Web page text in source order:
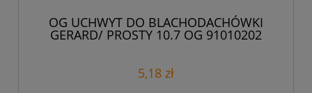
OG UCHWYT DO BLACHODACHÓWKI
GERARD/ PROSTY 10.7 OG 91010202
5,18 zł